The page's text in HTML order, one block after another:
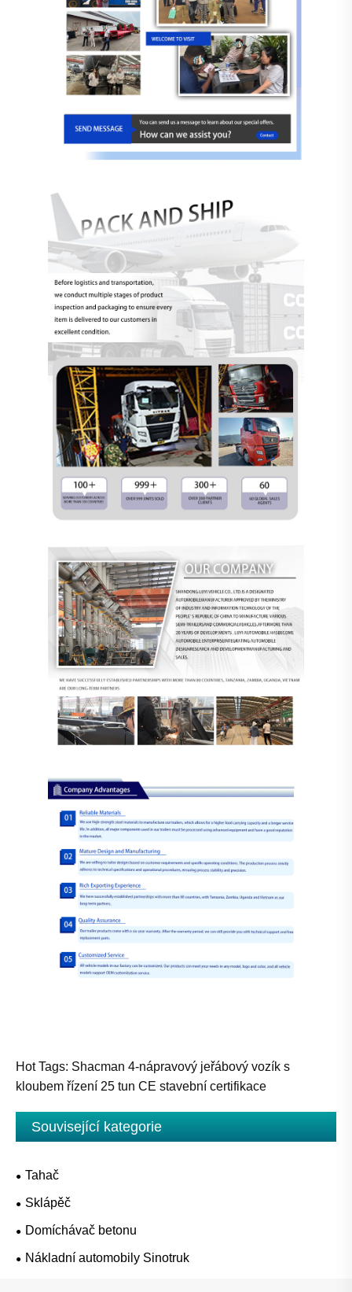
Hot Tags: Shacman 4-nápravový jeřábový vozík s
kloubem řízení 25 tun CE stavební certifikace
Související kategorie
Tahač
Sklápěč
Domíchávač betonu
Nákladní automobily Sinotruk